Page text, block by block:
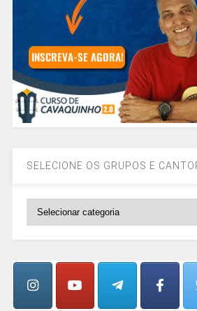
SELECIONE OS GRUPOS E
SELECIONE
CANTORES